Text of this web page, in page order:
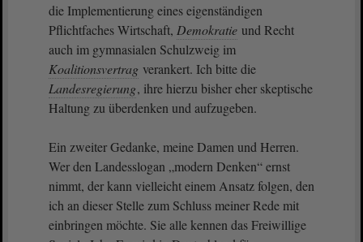
die Implementierung eines eigenständigen
Pflichtfaches Wirtschaft, Demokratie und Recht
auch im gymnasialen Schulzweig im
Koalitionsvertrag verankert. Ich bitte die
Landesregierung, ihre hierzu bisher eher skeptische
Haltung zu überdenken und aufzugeben.
Ein zweiter Gedanke, meine Damen und Herren.
Wer den Landesslogan „modern Denken“ ernst
nimmt, der kann vielleicht einem Ansatz folgen, den
ich an dieser Stelle zum Schluss meiner Rede mit
einbringen möchte. Sie alle kennen das Freiwillige